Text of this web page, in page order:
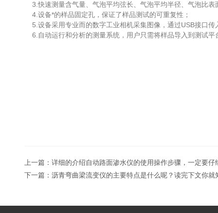
3.快速测量含气量、气泡平均弦长、气泡平均半径、气泡比表
4.设备*的样品固定孔，保证了样品测试的可重复性；
5.设备采用专业而的数字工业相机采集图像，通过USB接口
6.自动运行和分析的测量系统，用户只需将样品导入到测试平
上一篇： 详细的介绍自动路面渗水仪的使用操作步骤，一定要仔
下一篇： 沥青弯曲梁流变仪的主要特点是什么呢？读完下文你就